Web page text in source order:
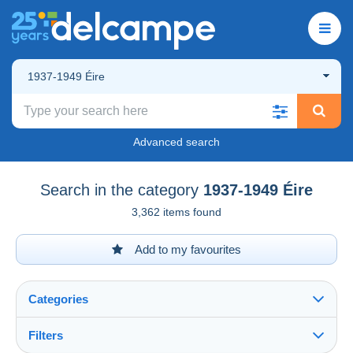
1937-1949 Éire
Advanced search
Search in the category 1937-1949 Éire
3,362 items found
Add to my favourites
Categories
Filters